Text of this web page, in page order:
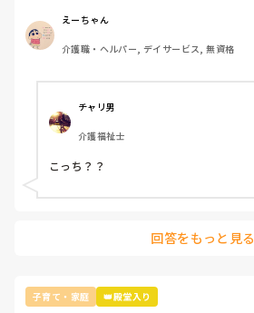
えーちゃん
介護職・ヘルパー, デイサービス, 無資格
チャリ男
介護福祉士
こっち？？
回答をもっと見る
子育て・家庭 👑殿堂入り